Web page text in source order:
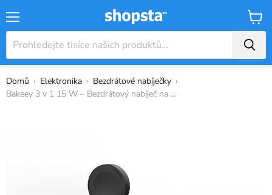
Košík
Domů › Elektronika › Bezdrátové nabíječky ›
Bakeey 3 v 1 15 W – Bezdrátový nabíječ na ...